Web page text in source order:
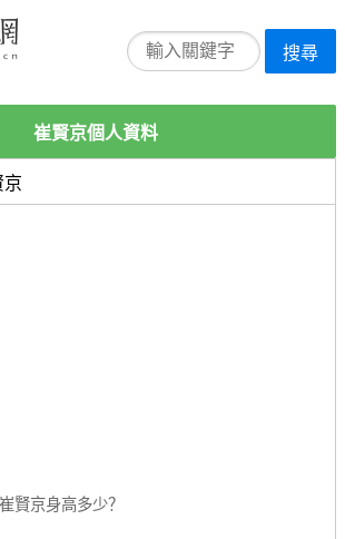
搜尋
崔賢京個人資料
京
賢京身高多少？